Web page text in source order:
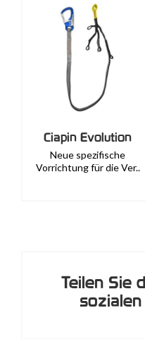
Ciapin Evolution
Neue spezifische
Vorrichtung für die Ver..
Teilen Sie